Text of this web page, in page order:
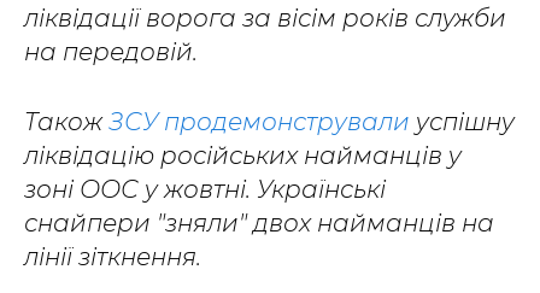
ліквідації ворога за вісім років служби
на передовій.
ТакожЗСУ продемонстрували успішну
ліквідацію російських найманців у
зоні ООС у жовтні. Українські
снайпери "зняли" двох найманців на
лінії зіткнення.